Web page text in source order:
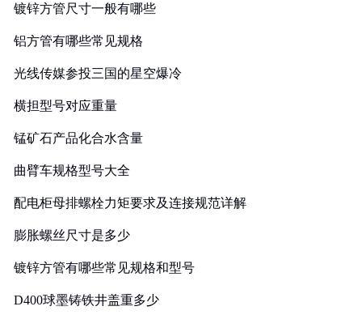
镀锌方管尺寸一般有哪些
铝方管有哪些常见规格
光线传媒参投三国的星空爆冷
横担型号对应重量
锰矿石产品化合水含量
曲臂车规格型号大全
配电柜母排螺栓力矩要求及连接规范详解
膨胀螺丝尺寸是多少
镀锌方管有哪些常见规格和型号
D400球墨铸铁井盖重多少